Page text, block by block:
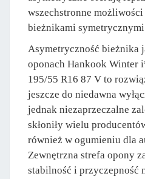
wszechstronne
bieżnikami
Asymetryczność bieżnika
oponach Hankook Winter
195/55 R16 87 V to
jeszcze do niedawna
jednak niezaprzeczalne
skłoniły wielu
również w ogumieniu dla
Zewnętrzna strefa opony
stabilność i przyczepność